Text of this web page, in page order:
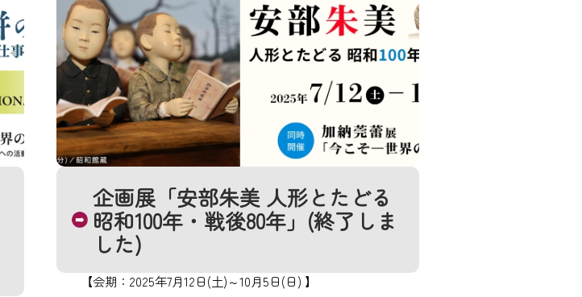
企画展「安部朱美 人形とたどる
昭和100年・戦後80年」(終了しま
した)
【会期：2025年7月12日(土)～10月5日(日) 】